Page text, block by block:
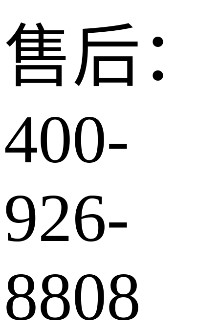
售后：
400-
926-
8808